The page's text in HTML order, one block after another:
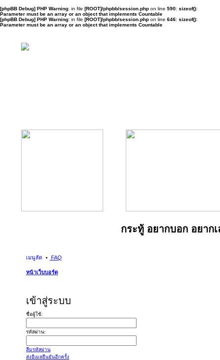
[phpBB Debug] PHP Warning: in file [ROOT]/phpbb/session.php on line 590: sizeof():
Parameter must be an array or an object that implements Countable
[phpBB Debug] PHP Warning: in file [ROOT]/phpbb/session.php on line 646: sizeof():
Parameter must be an array or an object that implements Countable
กระทู้ อยากบอก อยากเ
เมนูลัด FAQ
หน้าเว็บบอร์ด
เข้าสู่ระบบ
ชื่อผู้ใช้:
รหัสผ่าน:
ลืมรหัสผ่าน
ส่งอีเมลยืนยันอีกครั้ง